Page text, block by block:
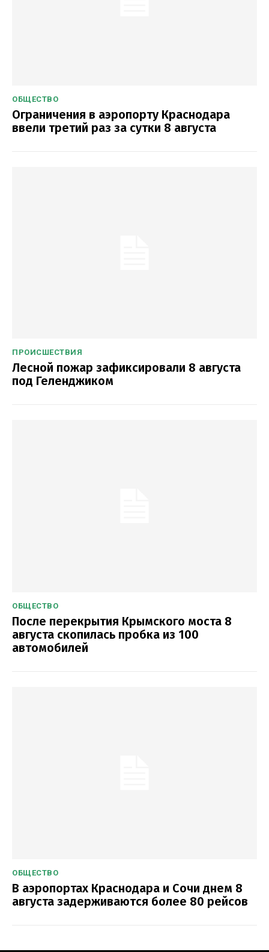
ОБЩЕСТВО
Ограничения в аэропорту Краснодара
ввели третий раз за сутки 8 августа
ПРОИСШЕСТВИЯ
Лесной пожар зафиксировали 8 августа
под Геленджиком
ОБЩЕСТВО
После перекрытия Крымского моста 8
августа скопилась пробка из 100
автомобилей
ОБЩЕСТВО
В аэропортах Краснодара и Сочи днем 8
августа задерживаются более 80 рейсов